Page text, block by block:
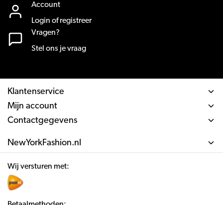
Account
Login of registreer
Vragen?
Stel ons je vraag
Klantenservice
Mijn account
Contactgegevens
NewYorkFashion.nl
Wij versturen met: